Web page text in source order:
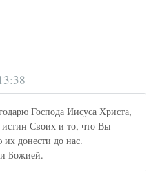
Господа Иисуса Христа,
Своих и то, что Вы
донести до нас.
Божией.